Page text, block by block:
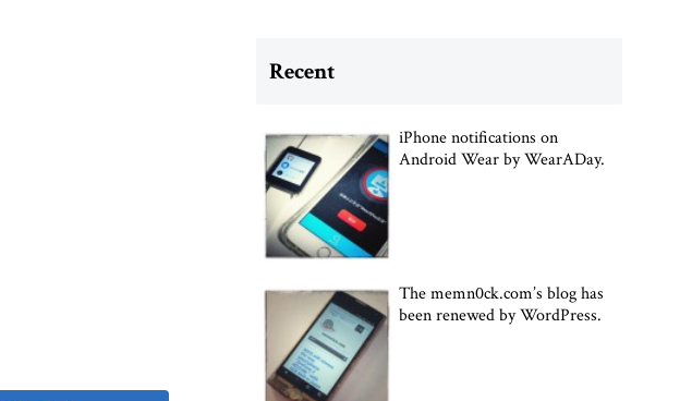
Recent
iPhone notifications on
Android Wear by WearADay.
The memn0ck.com’s blog has
been renewed by WordPress.